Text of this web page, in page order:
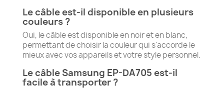
Le câble est-il disponible en plusieurs
couleurs ?
Oui, le câble est disponible en noir et en blanc,
permettant de choisir la couleur qui s'accorde le
mieux avec vos appareils et votre style personnel.
Le câble Samsung EP-DA705 est-il
facile à transporter ?